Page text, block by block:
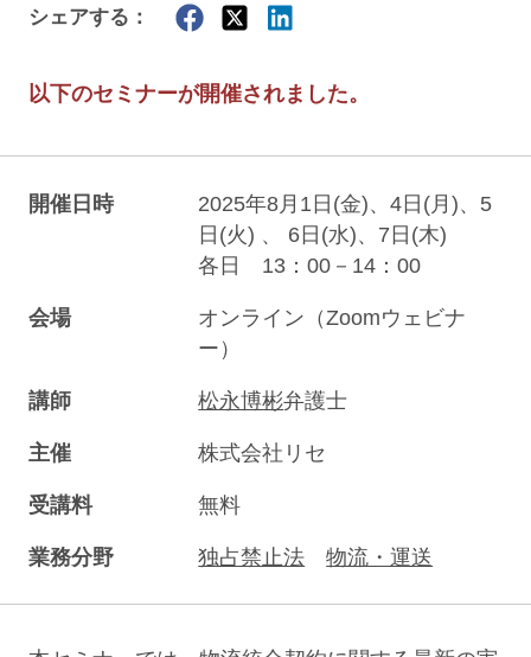
シェアする：
以下のセミナーが開催されました。
開催日時
2025年8月1日(金)、4日(月)、5
日(火) 、 6日(水)、7日(木)
各日 13：00－14：00
会場
オンライン（Zoomウェビナ
ー）
講師 松永博彬弁護士
主催 株式会社リセ
受講料 無料
業務分野 独占禁止法 物流・運送